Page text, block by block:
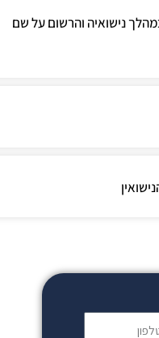
נישואיה והרשום על שם